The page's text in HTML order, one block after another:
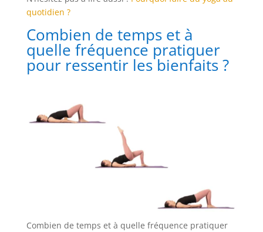
quotidien ?
Combien de temps et à
quelle fréquence pratiquer
pour ressentir les bienfaits ?
Combien de temps et à quelle fréquence pratiquer